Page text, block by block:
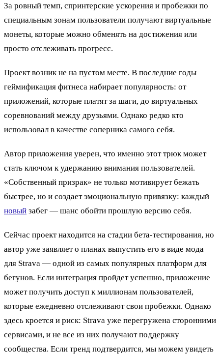
За ровный темп, спринтерские ускорения и пробежки по
специальным зонам пользователи получают виртуальные
монеты, которые можно обменять на достижения или
просто отслеживать прогресс.
Проект возник не на пустом месте. В последние годы
геймификация фитнеса набирает популярность: от
приложений, которые платят за шаги, до виртуальных
соревнований между друзьями. Однако редко кто
использовал в качестве соперника самого себя.
Автор приложения уверен, что именно этот трюк может
стать ключом к удержанию внимания пользователей.
«Собственный призрак» не только мотивирует бежать
быстрее, но и создает эмоциональную привязку: каждый
новый забег — шанс обойти прошлую версию себя.
Сейчас проект находится на стадии бета-тестирования, но
автор уже заявляет о планах выпустить его в виде мода
для Strava — одной из самых популярных платформ для
бегунов. Если интеграция пройдет успешно, приложение
может получить доступ к миллионам пользователей,
которые ежедневно отслеживают свои пробежки. Однако
здесь кроется и риск: Strava уже перегружена сторонними
сервисами, и не все из них получают поддержку
сообщества. Если тренд подтвердится, мы можем увидеть